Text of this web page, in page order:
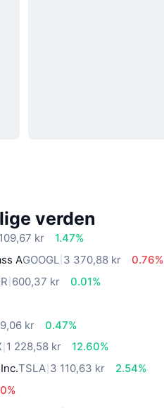
verden
kr
1.47%
AGOOGL 3 370,88 kr
0.76%
600,37 kr
0.01%
kr
0.47%
1 228,58 kr
12.60%
TSLA 3 110,63 kr
2.54%